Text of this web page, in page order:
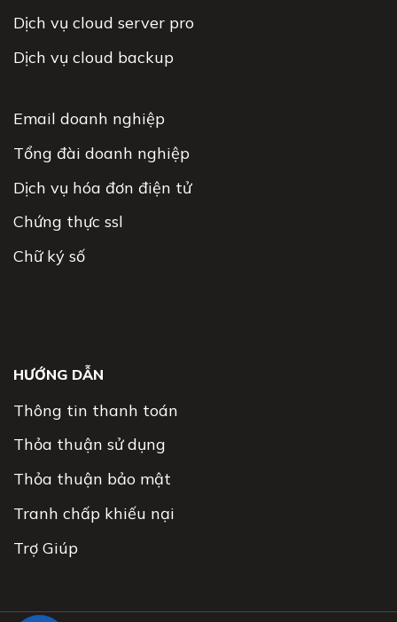
Dịch vụ cloud server pro
Dịch vụ cloud backup
Email doanh nghiệp
Tổng đài doanh nghiệp
Dịch vụ hóa đơn điện tử
Chứng thực ssl
Chữ ký số
HƯỚNG DẪN
Thông tin thanh toán
Thỏa thuận sử dụng
Thỏa thuận bảo mật
Tranh chấp khiếu nại
Trợ Giúp